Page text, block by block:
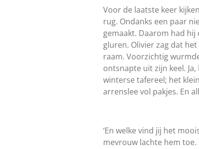
Voor de laatste keer
rug. Ondanks een paar
gemaakt. Daarom had
gluren. Olivier zag dat
raam. Voorzichtig
ontsnapte uit zijn keel.
winterse tafereel; het
arrenslee vol pakjes. En
‘En welke vind jij het
mevrouw lachte hem toe.